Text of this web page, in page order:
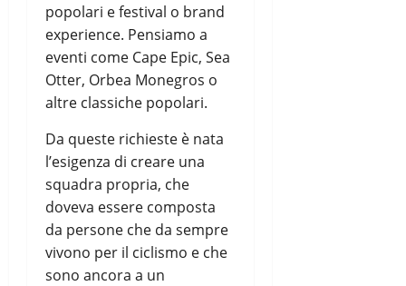
popolari e festival o brand
experience. Pensiamo a
eventi come Cape Epic, Sea
Otter, Orbea Monegros o
altre classiche popolari.
Da queste richieste è nata
l’esigenza di creare una
squadra propria, che
doveva essere composta
da persone che da sempre
vivono per il ciclismo e che
sono ancora a un